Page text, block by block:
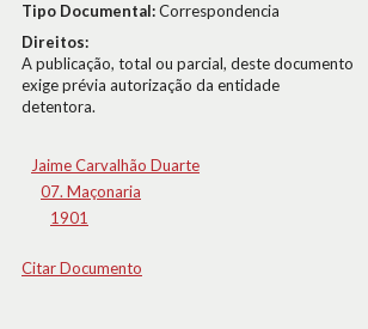
Tipo Documental:Correspondencia
Direitos:
A publicação, total ou parcial, deste documento
exige prévia autorização da entidade
detentora.
Jaime Carvalhão Duarte
07. Maçonaria
1901
Citar Documento